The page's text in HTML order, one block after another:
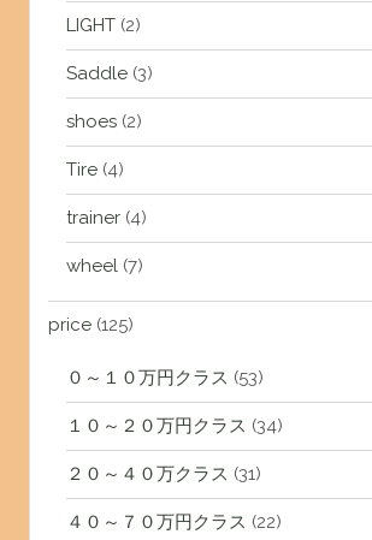
LIGHT(2)
Saddle(3)
shoes(2)
Tire(4)
trainer(4)
wheel(7)
price(125)
０～１０万円クラス (53)
１０～２０万円クラス (34)
２０～４０万クラス (31)
４０～７０万円クラス (22)